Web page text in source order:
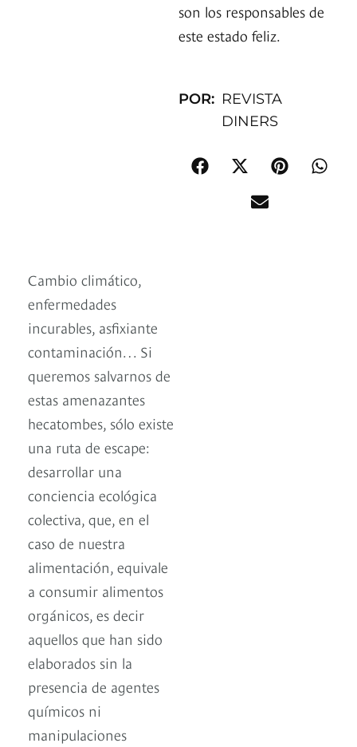
son los responsables de
este estado feliz.
POR: REVISTA
DINERS
Cambio climático,
enfermedades
incurables, asfixiante
contaminación… Si
queremos salvarnos de
estas amenazantes
hecatombes, sólo existe
una ruta de escape:
desarrollar una
conciencia ecológica
colectiva, que, en el
caso de nuestra
alimentación, equivale
a consumir alimentos
orgánicos, es decir
aquellos que han sido
elaborados sin la
presencia de agentes
químicos ni
manipulaciones